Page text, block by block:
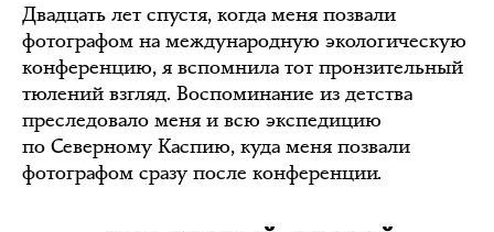
Двадцать лет спустя, когда меня позвали
фотографом на международную экологическую
конференцию, я вспомнила тот пронзительный
тюлений взгляд. Воспоминание из детства
преследовало меня и всю экспедицию
по Северному Каспию, куда меня позвали
фотографом сразу после конференции.